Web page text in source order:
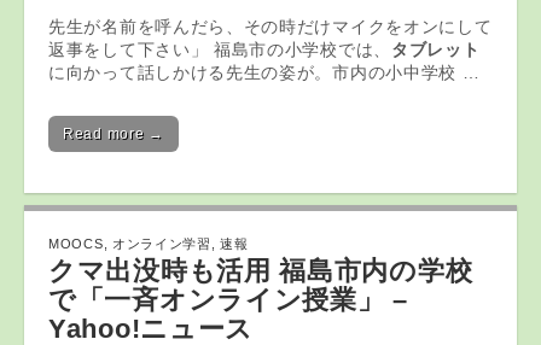
先生が名前を呼んだら、その時だけマイクをオンにして
返事をして下さい」 福島市の小学校では、 タブレット
に向かって話しかける先生の姿が。市内の小中学校 …
Read more →
MOOCS オンライン学習 ,速報
クマ出没時も活用 福島市内の学校
で「一斉オンライン授業」 –
Yahoo!ニュース